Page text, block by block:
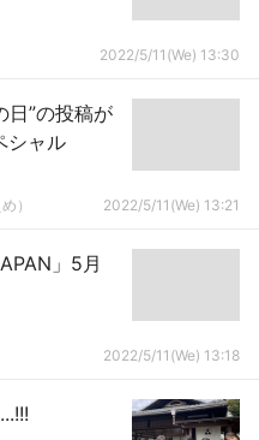
2022/5/11(We) 13:30
日”の投稿が
シャル
） 2022/5/11(We) 13:21
」5月
2022/5/11(We) 13:18